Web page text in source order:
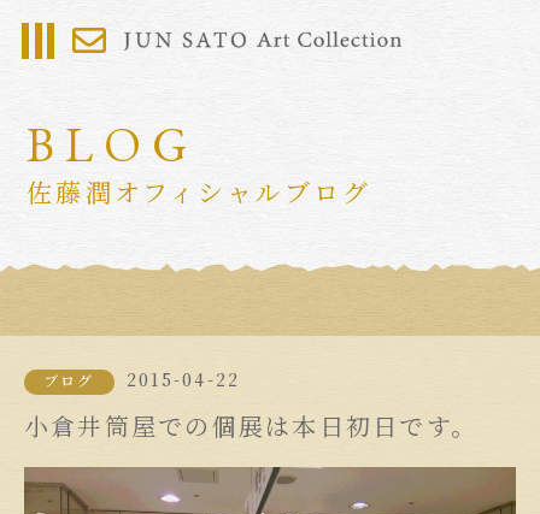
BLOG
佐藤潤オフィシャルブログ
ブログ 2015-04-22
小倉井筒屋での個展は本日初日です。